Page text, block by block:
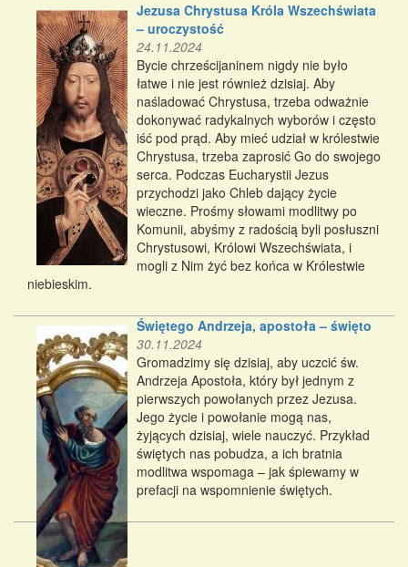
Jezusa Chrystusa Króla Wszechświata
– uroczystość
24.11.2024
Bycie chrześcijaninem nigdy nie było
łatwe i nie jest również dzisiaj. Aby
naśladować Chrystusa, trzeba odważnie
dokonywać radykalnych wyborów i często
iść pod prąd. Aby mieć udział w królestwie
Chrystusa, trzeba zaprosić Go do swojego
serca. Podczas Eucharystii Jezus
przychodzi jako Chleb dający życie
wieczne. Prośmy słowami modlitwy po
Komunii, abyśmy z radością byli posłuszni
Chrystusowi, Królowi Wszechświata, i
mogli z Nim żyć bez końca w Królestwie
niebieskim.
Świętego Andrzeja, apostoła – święto
30.11.2024
Gromadzimy się dzisiaj, aby uczcić św.
Andrzeja Apostoła, który był jednym z
pierwszych powołanych przez Jezusa.
Jego życie i powołanie mogą nas,
żyjących dzisiaj, wiele nauczyć. Przykład
świętych nas pobudza, a ich bratnia
modlitwa wspomaga – jak śpiewamy w
prefacji na wspomnienie świętych.